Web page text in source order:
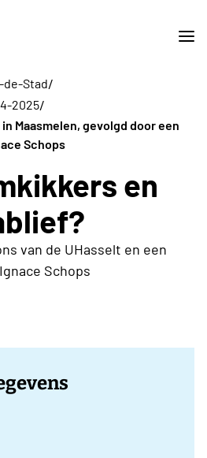
de-Stad/
2025/
Maasmelen, gevolgd door een
Schops
en
van de UHasselt en een
Schops